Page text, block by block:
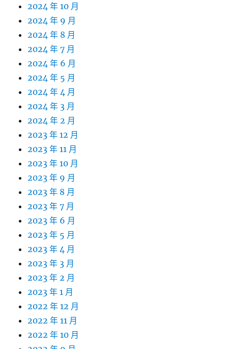
2024 年 10 月
2024 年 9 月
2024 年 8 月
2024 年 7 月
2024 年 6 月
2024 年 5 月
2024 年 4 月
2024 年 3 月
2024 年 2 月
2023 年 12 月
2023 年 11 月
2023 年 10 月
2023 年 9 月
2023 年 8 月
2023 年 7 月
2023 年 6 月
2023 年 5 月
2023 年 4 月
2023 年 3 月
2023 年 2 月
2023 年 1 月
2022 年 12 月
2022 年 11 月
2022 年 10 月